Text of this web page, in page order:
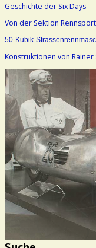
Geschichte der Six Days
Von der Sektion
50-Kubik-
Konstruktionen von Rainer